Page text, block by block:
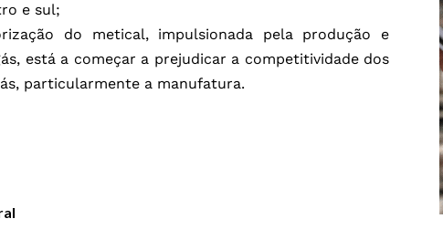
e sul;
do metical, impulsionada pela produção e
está a começar a prejudicar a competitividade dos
particularmente a manufatura.